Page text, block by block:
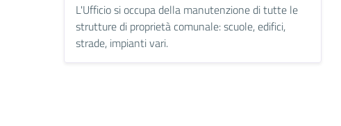
L'Ufficio si occupa della manutenzione di tutte le
strutture di proprietà comunale: scuole, edifici,
strade, impianti vari.